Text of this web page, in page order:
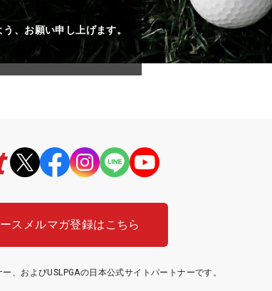
、お願い申し上げます。
ス メルマガ登録はこちら
、およびUSLPGAの日本公式サイトパートナーです。